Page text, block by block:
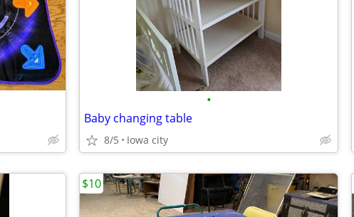
•
Baby changing table
8/5 Iowa city
$10